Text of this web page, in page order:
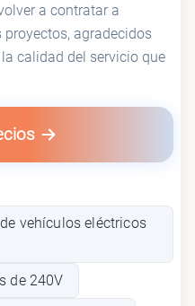
a contratar a
agradecidos
calidad del servicio que
vehículos eléctricos
de 240V